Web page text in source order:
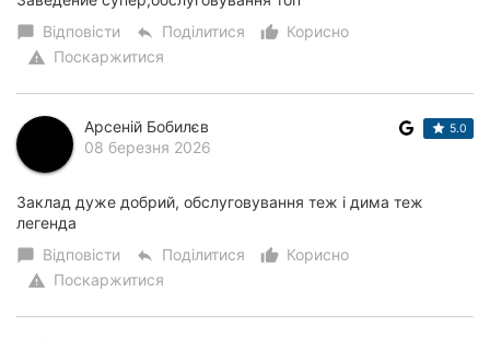
chat_bubble Відповісти reply Поділитися thumb_up_alt
Корисно
warning Поскаржитися
Арсеній Бобилєв
08 березня 2026
5.0
Заклад дуже добрий, обслуговування теж і дима теж
легенда
chat_bubble Відповісти reply Поділитися thumb_up_alt
Корисно
warning Поскаржитися